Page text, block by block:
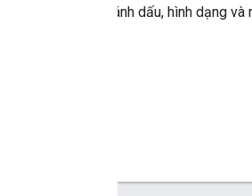
điểm đánh dấu, hình dạng